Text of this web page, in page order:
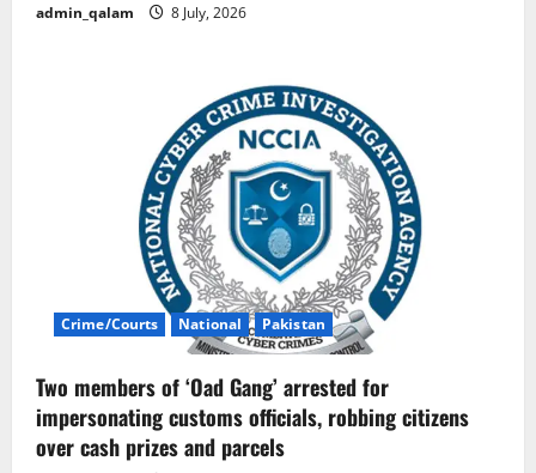
admin_qalam 8 July, 2026
Crime/Courts National Pakistan
Two members of ‘Oad Gang’ arrested for
impersonating customs officials, robbing citizens
over cash prizes and parcels